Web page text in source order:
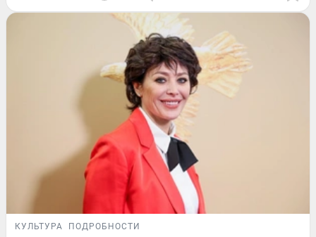
КУЛЬТУРА ПОДРОБНОСТИ